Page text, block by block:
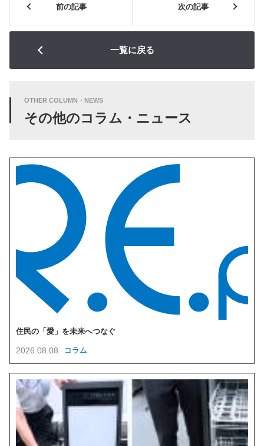
前の記事
一覧に戻る
次の記事
OTHER COLUMN・NEWS
その他のコラム・ニュース
住民の「愛」を未来へつなぐ
2026.08.08 コラム